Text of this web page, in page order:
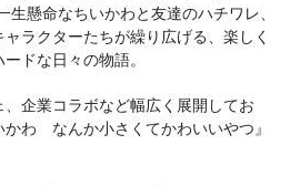
生懸命なちいかわと友達のハチワレ、
ラクターたちが繰り広げる、楽しく
ドな日々の物語。
企業コラボなど幅広く展開してお
かわ なんか小さくてかわいいやつ』